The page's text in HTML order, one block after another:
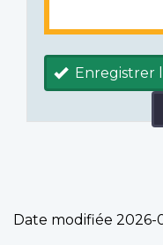
Enregistrer
Date modifiée 2026-